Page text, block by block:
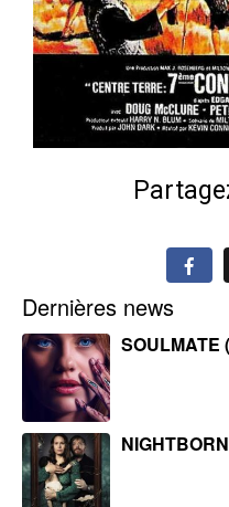
Dernières news
SOULMATE